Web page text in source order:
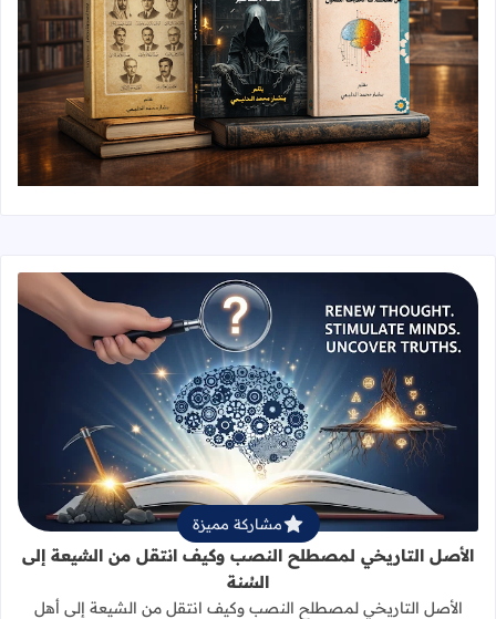
قراءة المزيد عن الأصل التاريخي
مشاركة مميزة
الأصل التاريخي لمصطلح النصب وكيف انتقل من الشيعة إلى
السُنة
الأصل التاريخي لمصطلح النصب وكيف انتقل من الشيعة إلى أهل